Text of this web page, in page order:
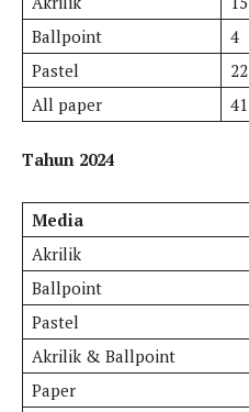
Ballpoint
4
Pastel
22
All paper
41
Tahun 2024
Media
Akrilik
Ballpoint
Pastel
Akrilik & Ballpoint
Paper